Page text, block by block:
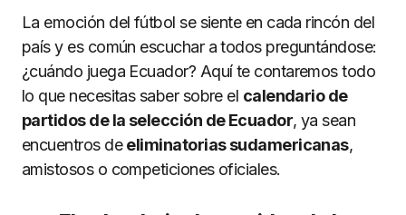
La emoción del fútbol se siente en cada rincón del
país y es común escuchar a todos preguntándose:
¿cuándo juega Ecuador? Aquí te contaremos todo
lo que necesitas saber sobre el calendario de
partidos de la selección de Ecuador, ya sean
encuentros deeliminatorias sudamericanas,
amistosos o competiciones oficiales.